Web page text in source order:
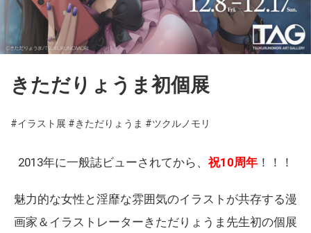
きただりょうま初個展
#イラスト展 #きただりょうま #ツクルノモリ
2013年に一般誌ビューされてから、祝10周年 ！！！
魅力的な女性と淫靡な雰囲気のイラストが共存する漫
画家＆イラストレーターきただりょうま先生初の個展